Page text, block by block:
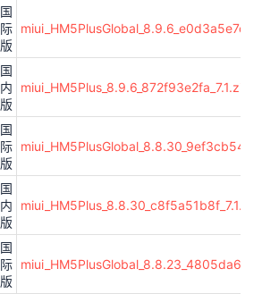
国
际
版
国
内
版
miui_HM5Plus_8.9.6_872f93e2fa_7.1.zip
国
际
版
国
内
版
miui_HM5Plus_8.8.30_c8f5a51b8f_7.1.zip
国
际
版